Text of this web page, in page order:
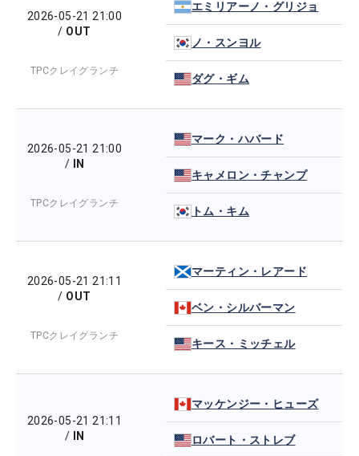
2026-05-21 21:00
/ OUT
TPCクレイグランチ
エミリアーノ・グリジョ
ノ・スンヨル
ダグ・ギム
2026-05-21 21:00
/
IN
TPCクレイグランチ
マーク・ハバード
キャメロン・チャンプ
トム・キム
2026-05-21 21:11
/ OUT
TPCクレイグランチ
マーティン・レアード
ベン・シルバーマン
キース・ミッチェル
2026-05-21 21:11
/
IN
マッケンジー・ヒューズ
ロバート・ストレブ